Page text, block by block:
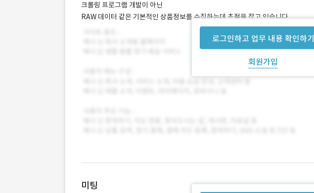
로그인하고 업무 내용 확인하기
회원가입
크롤링 프로그램 개발이 아닌
RAW 데이터 같은 기본적인 상품정보를 수집하는데 초점을 잡고 있습니다.
미팅